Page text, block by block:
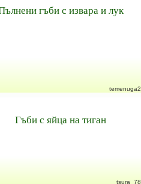
гъби с извара и лук
temenuga2
Гъби с яйца на тиган
tsura_78